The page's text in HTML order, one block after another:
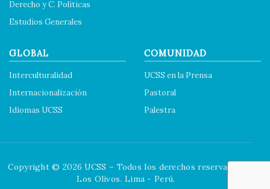
Derecho y C. Políticas
Estudios Generales
GLOBAL
Interculturalidad
Internacionalización
Idiomas UCSS
COMUNIDAD
UCSS en la Prensa
Pastoral
Palestra
Copyright © 2026 UCSS – Todos los derechos reservados.
Los Olivos. Lima - Perú.